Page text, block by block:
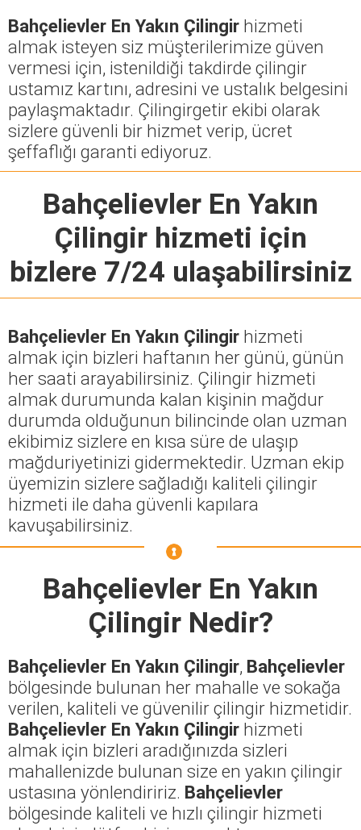
Bahçelievler En Yakın Çilingir hizmeti
almak isteyen siz müşterilerimize güven
vermesi için, istenildiği takdirde çilingir
ustamız kartını, adresini ve ustalık belgesini
paylaşmaktadır. Çilingirgetir ekibi olarak
sizlere güvenli bir hizmet verip, ücret
şeffaflığı garanti ediyoruz.
Bahçelievler En Yakın
Çilingirhizmeti için
bizlere 7/24 ulaşabilirsiniz
Bahçelievler En Yakın Çilingir hizmeti
almak için bizleri haftanın her günü, günün
her saati arayabilirsiniz. Çilingir hizmeti
almak durumunda kalan kişinin mağdur
durumda olduğunun bilincinde olan uzman
ekibimiz sizlere en kısa süre de ulaşıp
mağduriyetinizi gidermektedir. Uzman ekip
üyemizin sizlere sağladığı kaliteli çilingir
hizmeti ile daha güvenli kapılara
kavuşabilirsiniz.
Bahçelievler En Yakın
ÇilingirNedir?
Bahçelievler En Yakın Çilingir, Bahçelievler
bölgesinde bulunan her mahalle ve sokağa
verilen, kaliteli ve güvenilir çilingir hizmetidir.
Bahçelievler En Yakın Çilingir hizmeti
almak için bizleri aradığınızda sizleri
mahallenizde bulunan size en yakın çilingir
ustasına yönlendiririz. Bahçelievler
bölgesinde kaliteli ve hızlı çilingir hizmeti